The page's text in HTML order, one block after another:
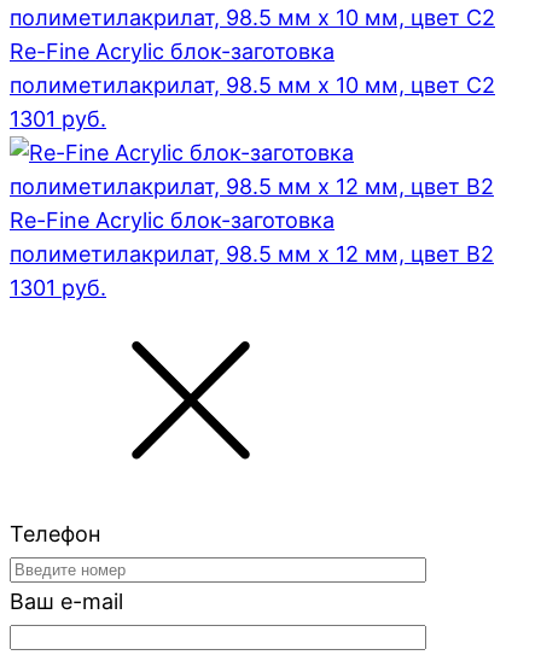
Re-Fine Acrylic блок-заготовка
полиметилакрилат, 98.5 мм x 10 мм, цвет C2
1301 руб.
Re-Fine Acrylic блок-заготовка
полиметилакрилат, 98.5 мм x 12 мм, цвет B2
1301 руб.
Телефон
Ваш e-mail